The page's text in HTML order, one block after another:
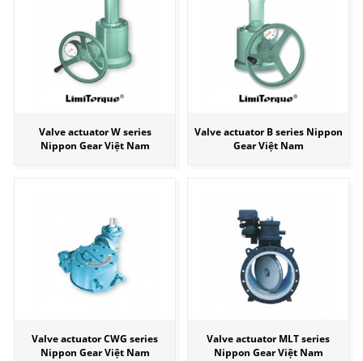
Valve actuator W series
Nippon Gear Việt Nam
Valve actuator B series Nippon
Gear Việt Nam
Valve actuator CWG series
Nippon Gear Việt Nam
Valve actuator MLT series
Nippon Gear Việt Nam